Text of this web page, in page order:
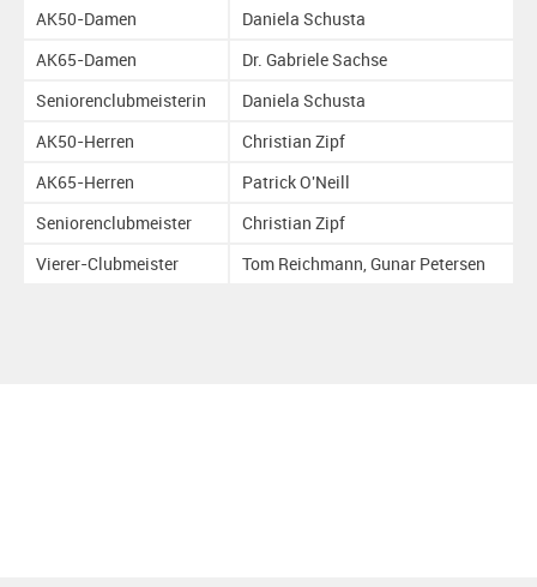
AK50-Damen
Daniela Schusta
AK65-Damen
Dr. Gabriele Sachse
Seniorenclubmeisterin
Daniela Schusta
AK50-Herren
Christian Zipf
AK65-Herren
Patrick O'Neill
Seniorenclubmeister
Christian Zipf
Vierer-Clubmeister
Tom Reichmann, Gunar Petersen